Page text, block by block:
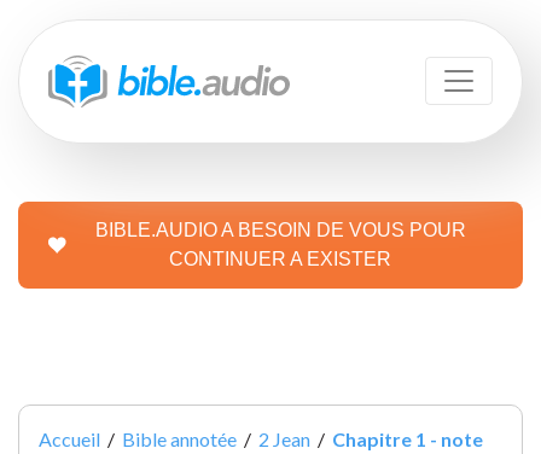
BIBLE.AUDIO A BESOIN DE VOUS POUR
CONTINUER A EXISTER
Accueil / Bible annotée / 2 Jean / Chapitre 1 - note